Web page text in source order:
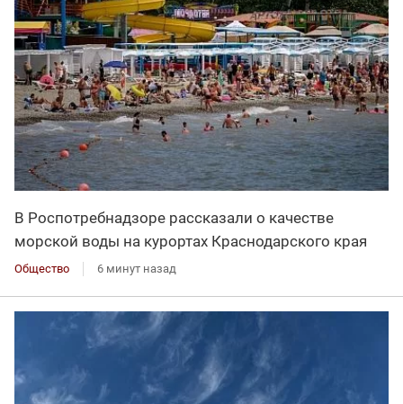
В Роспотребнадзоре рассказали о качестве
морской воды на курортах Краснодарского края
Общество 6 минут назад